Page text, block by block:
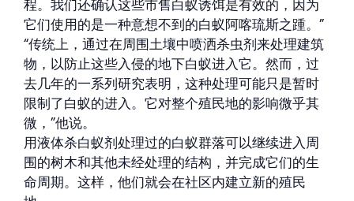
程。我们还确认这些市售白蚁诱饵是有效的，因为
它们使用的是一种意想不到的白蚁阿喀琉斯之踵。”
“传统上，通过在周围土壤中喷洒杀虫剂来处理建筑
物，以防止这些入侵的地下白蚁进入它。然而，过
去几年的一系列研究表明，这种处理可能只是暂时
限制了白蚁的进入。它对整个殖民地的影响微乎其
微，”他说。
用液体杀白蚁剂处理过的白蚁群落可以继续进入周
围的树木和其他未经处理的结构，并完成它们的生
命周期。这样，他们就会在社区内建立新的殖民